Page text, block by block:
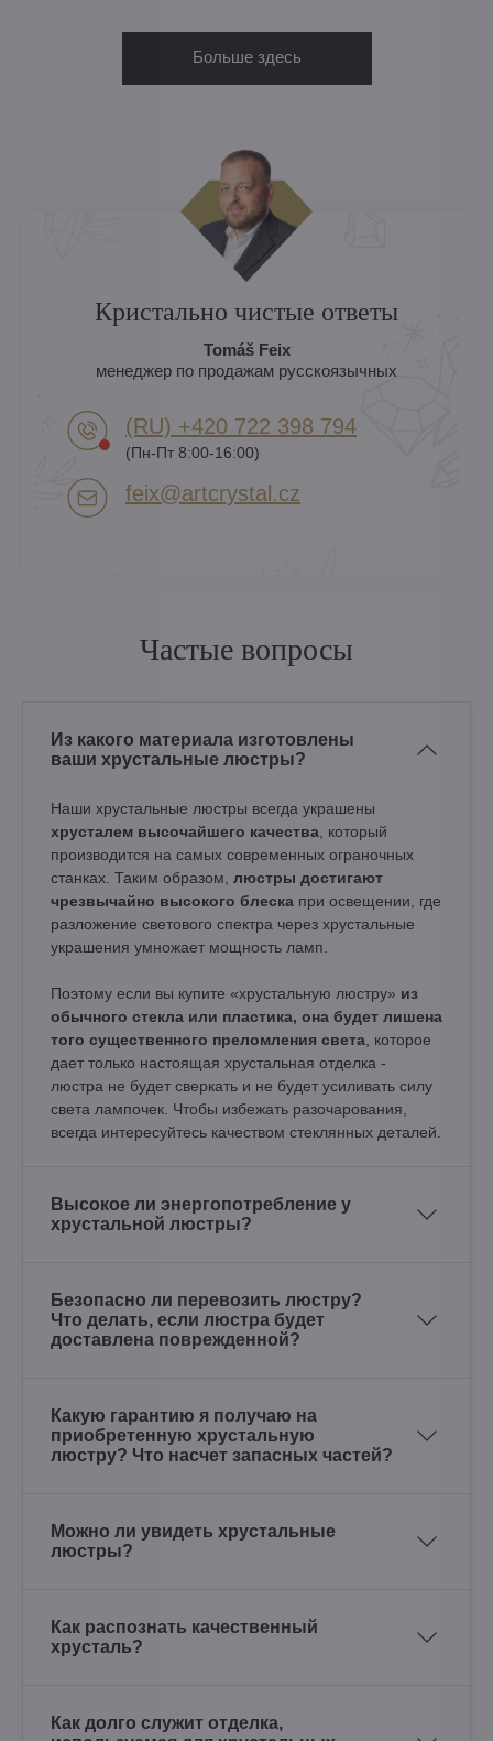
Больше здесь
Кристально чистые ответы
Tomáš Feix
менеджер по продажам русскоязычных
(RU) +420 722 398 794​
(Пн-Пт 8:00-16:00)
feix​@artcrystal​.cz
Частые вопросы
Из какого материала изготовлены
ваши хрустальные люстры?
Наши хрустальные люстры всегда украшены
хрусталем высочайшего качества, который
производится на самых современных ограночных
станках. Таким образом, люстры достигают
чрезвычайно высокого блеска при освещении, где
разложение светового спектра через хрустальные
украшения умножает мощность ламп.
Поэтому если вы купите «хрустальную люстру» из
обычного стекла или пластика, она будет лишена
того существенного преломления света, которое
дает только настоящая хрустальная отделка -
люстра не будет сверкать и не будет усиливать силу
света лампочек. Чтобы избежать разочарования,
всегда интересуйтесь качеством стеклянных деталей.
Высокое ли энергопотребление у
хрустальной люстры?
Безопасно ли перевозить люстру?
Что делать, если люстра будет
доставлена поврежденной?
Какую гарантию я получаю на
приобретенную хрустальную
люстру? Что насчет запасных частей?
Можно ли увидеть хрустальные
люстры?
Как распознать качественный
хрусталь?
Как долго служит отделка,